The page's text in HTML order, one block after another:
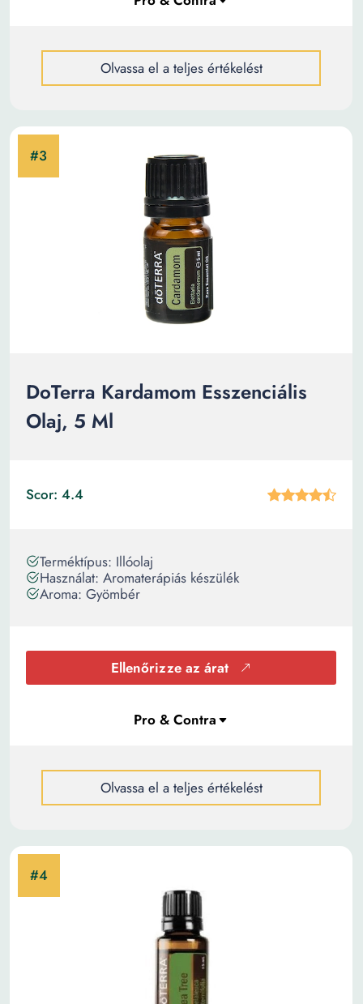
Olvassa el a teljes értékelést
DōTerra Kardamom Esszenciális
Olaj, 5 Ml
Scor: 4.4
Terméktípus: Illóolaj
Használat: Aromaterápiás készülék
Aroma: Gyömbér
Ellenőrizze az árat
Olvassa el a teljes értékelést